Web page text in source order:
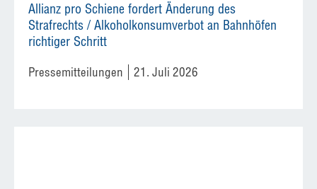
Allianz pro Schiene fordert Änderung des
Strafrechts / Alkoholkonsumverbot an Bahnhöfen
richtiger Schritt
Pressemitteilungen 21. Juli 2026